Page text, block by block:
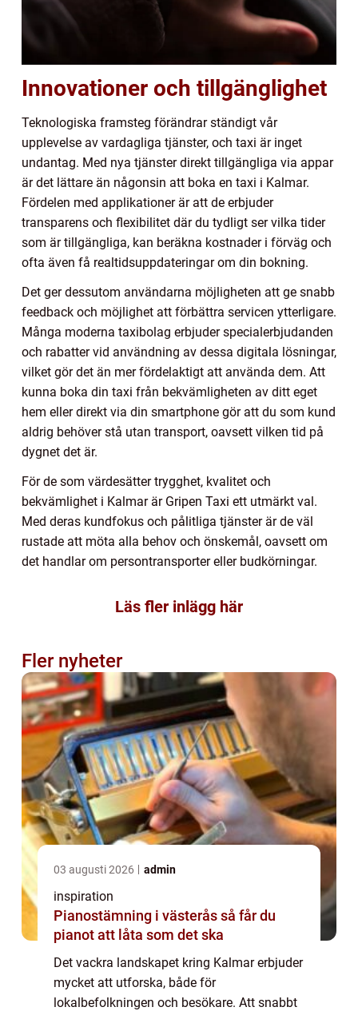
Innovationer och tillgänglighet
Teknologiska framsteg förändrar ständigt vår
upplevelse av vardagliga tjänster, och taxi är inget
undantag. Med nya tjänster direkt tillgängliga via appar
är det lättare än någonsin att boka en taxi i Kalmar.
Fördelen med applikationer är att de erbjuder
transparens och flexibilitet där du tydligt ser vilka tider
som är tillgängliga, kan beräkna kostnader i förväg och
ofta även få realtidsuppdateringar om din bokning.
Det ger dessutom användarna möjligheten att ge snabb
feedback och möjlighet att förbättra servicen ytterligare.
Många moderna taxibolag erbjuder specialerbjudanden
och rabatter vid användning av dessa digitala lösningar,
vilket gör det än mer fördelaktigt att använda dem. Att
kunna boka din taxi från bekvämligheten av ditt eget
hem eller direkt via din smartphone gör att du som kund
aldrig behöver stå utan transport, oavsett vilken tid på
dygnet det är.
För de som värdesätter trygghet, kvalitet och
bekvämlighet i Kalmar är Gripen Taxi ett utmärkt val.
Med deras kundfokus och pålitliga tjänster är de väl
rustade att möta alla behov och önskemål, oavsett om
det handlar om persontransporter eller budkörningar.
Läs fler inlägg här
Fler nyheter
03 augusti 2026 admin
inspiration
Pianostämning i västerås så får du
pianot att låta som det ska
Det vackra landskapet kring Kalmar erbjuder
mycket att utforska, både för
lokalbefolkningen och besökare. Att snabbt